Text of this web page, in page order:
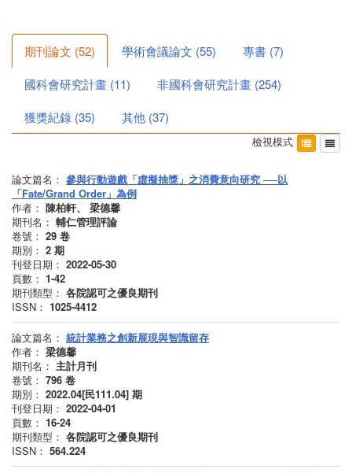
期刊論文 (52) 學術會議論文 (55) 專書 (7)
國科會研究計畫 (11) 非國科會研究計畫 (254)
獲獎紀錄 (35) 其他 (37)
檢視模式
論文篇名： 參與行動遊戲「虛擬抽獎」之消費意向研究 ──以
「Fate/Grand Order」為例
作者： 陳柏軒、 梁德馨
期刊名： 輔仁管理評論
卷號： 29 卷
期別： 2 期
刊登日期： 2022-05-30
頁數： 1-42
期刊類型： 各院認可之優良期刊
ISSN： 1025-4412
論文篇名： 統計業務之創新展現與智識留存
作者： 梁德馨
期刊名： 主計月刊
卷號： 796 卷
期別： 2022.04[民111.04] 期
刊登日期： 2022-04-01
頁數： 16-24
期刊類型： 各院認可之優良期刊
ISSN： 564.224